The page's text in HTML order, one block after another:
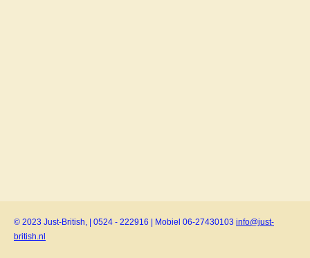
© 2023 Just-British, | 0524 - 222916 | Mobiel 06-27430103 info@just-
british.nl